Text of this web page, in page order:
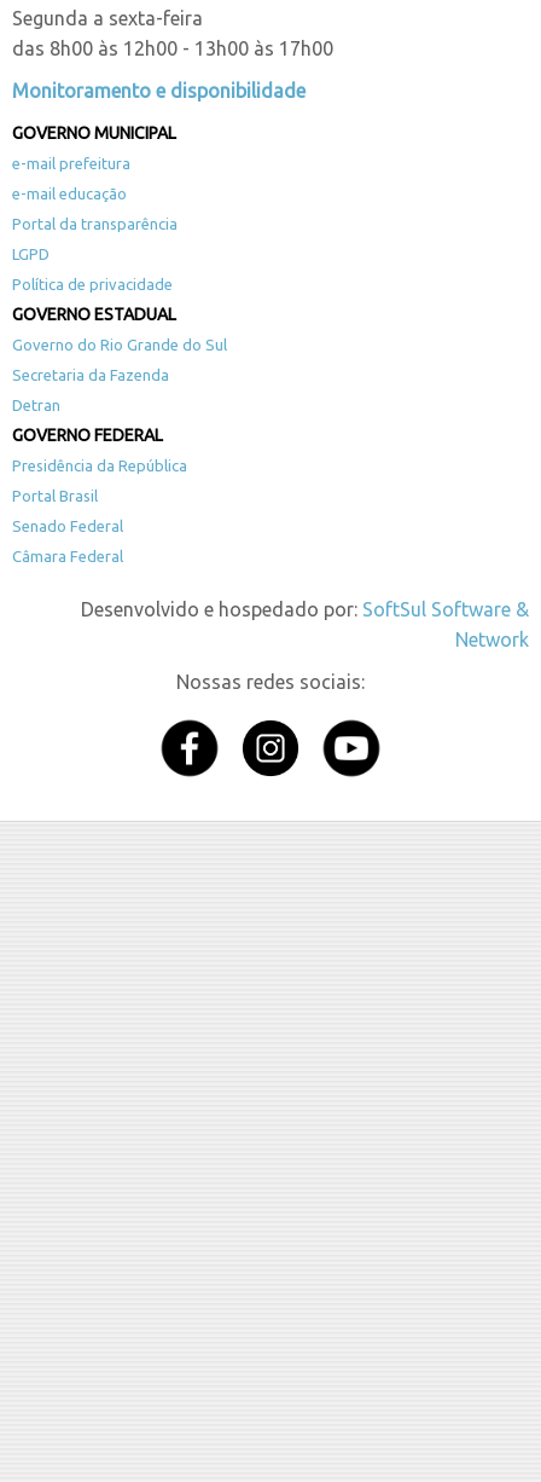
Segunda a sexta-feira
das 8h00 às 12h00 - 13h00 às 17h00
Monitoramento e disponibilidade
GOVERNO MUNICIPAL
e-mail prefeitura
e-mail educação
Portal da transparência
LGPD
Política de privacidade
GOVERNO ESTADUAL
Governo do Rio Grande do Sul
Secretaria da Fazenda
Detran
GOVERNO FEDERAL
Presidência da República
Portal Brasil
Senado Federal
Câmara Federal
Desenvolvido e hospedado por: SoftSul Software &
Network
Nossas redes sociais: